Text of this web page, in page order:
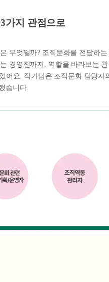
가지 관점으로
무엇일까? 조직문화를 전담하는
경영진까지, 역할을 바라보는 관
어요. 작가님은 조직문화 담당자
습니다.